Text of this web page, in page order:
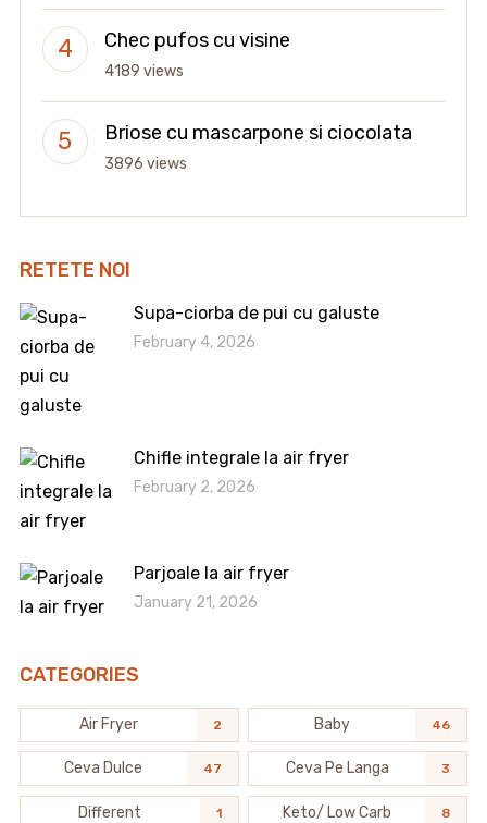
Chec pufos cu visine
4189 views
Briose cu mascarpone si ciocolata
3896 views
RETETE NOI
Supa-ciorba de pui cu galuste
February 4, 2026
Chifle integrale la air fryer
February 2, 2026
Parjoale la air fryer
January 21, 2026
CATEGORIES
Air Fryer 2 Baby 46
Ceva Dulce 47 Ceva Pe Langa 3
Different 1 Keto/ Low Carb 8